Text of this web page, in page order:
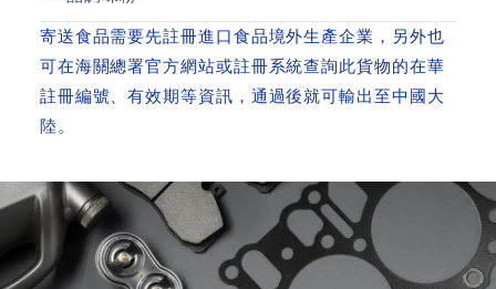
寄送食品需要先註冊進口食品境外生產企業，另外也
可在海關總署官方網站或註冊系統查詢此貨物的在華
註冊編號、有效期等資訊，通過後就可輸出至中國大
陸。